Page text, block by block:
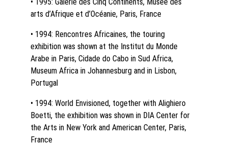
arts d’Afrique et d’Océanie, Paris, France
• 1994: Rencontres Africaines, the touring
exhibition was shown at the Institut du Monde
Arabe in Paris, Cidade do Cabo in Sud Africa,
Museum Africa in Johannesburg and in Lisbon,
Portugal
• 1994: World Envisioned, together with Alighiero
Boetti, the exhibition was shown in DIA Center for
the Arts in New York and American Center, Paris,
France